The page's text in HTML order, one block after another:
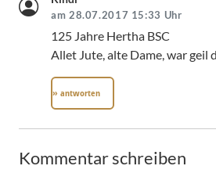
am 28.07.2017 15:33 Uhr
125 Jahre Hertha BSC
Allet Jute, alte Dame, war geil
» antworten
Kommentar schreiben